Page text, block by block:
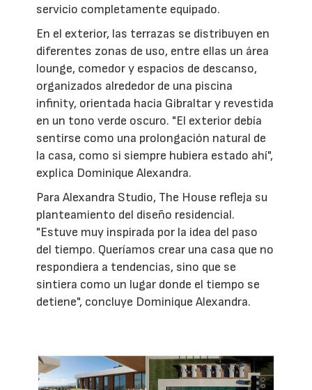
servicio completamente equipado.
En el exterior, las terrazas se distribuyen en
diferentes zonas de uso, entre ellas un área
lounge, comedor y espacios de descanso,
organizados alrededor de una piscina
infinity, orientada hacia Gibraltar y revestida
en un tono verde oscuro. "El exterior debía
sentirse como una prolongación natural de
la casa, como si siempre hubiera estado ahí",
explica Dominique Alexandra.
Para Alexandra Studio, The House refleja su
planteamiento del diseño residencial.
"Estuve muy inspirada por la idea del paso
del tiempo. Queríamos crear una casa que no
respondiera a tendencias, sino que se
sintiera como un lugar donde el tiempo se
detiene", concluye Dominique Alexandra.